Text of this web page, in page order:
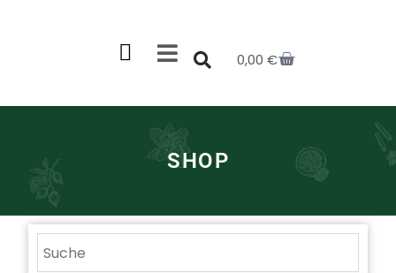
0,00 €
SHOP